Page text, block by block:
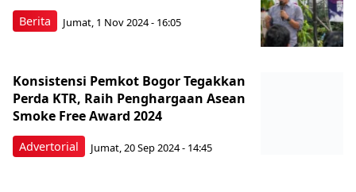
Berita Jumat, 1 Nov 2024 - 16:05
Advertorial
Konsistensi Pemkot Bogor Tegakkan
Perda KTR, Raih Penghargaan Asean
Smoke Free Award 2024
Jumat, 20 Sep 2024 - 14:45